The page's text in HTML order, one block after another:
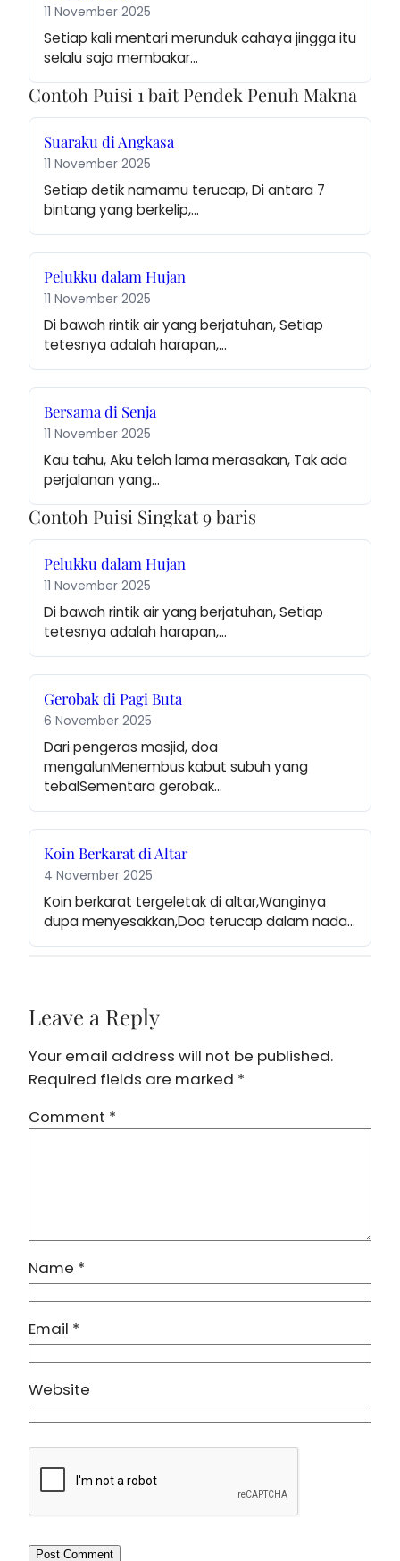
11 November 2025
Setiap kali mentari merunduk cahaya jingga itu
selalu saja membakar…
Contoh Puisi 1 bait Pendek Penuh Makna
Suaraku di Angkasa
11 November 2025
Setiap detik namamu terucap, Di antara 7
bintang yang berkelip,…
Pelukku dalam Hujan
11 November 2025
Di bawah rintik air yang berjatuhan, Setiap
tetesnya adalah harapan,…
Bersama di Senja
11 November 2025
Kau tahu, Aku telah lama merasakan, Tak ada
perjalanan yang…
Contoh Puisi Singkat 9 baris
Pelukku dalam Hujan
11 November 2025
Di bawah rintik air yang berjatuhan, Setiap
tetesnya adalah harapan,…
Gerobak di Pagi Buta
6 November 2025
Dari pengeras masjid, doa
mengalunMenembus kabut subuh yang
tebalSementara gerobak…
Koin Berkarat di Altar
4 November 2025
Koin berkarat tergeletak di altar,Wanginya
dupa menyesakkan,Doa terucap dalam nada…
Leave a Reply
Your email address will not be published.
Required fields are marked *
Comment *
Name *
Email *
Website